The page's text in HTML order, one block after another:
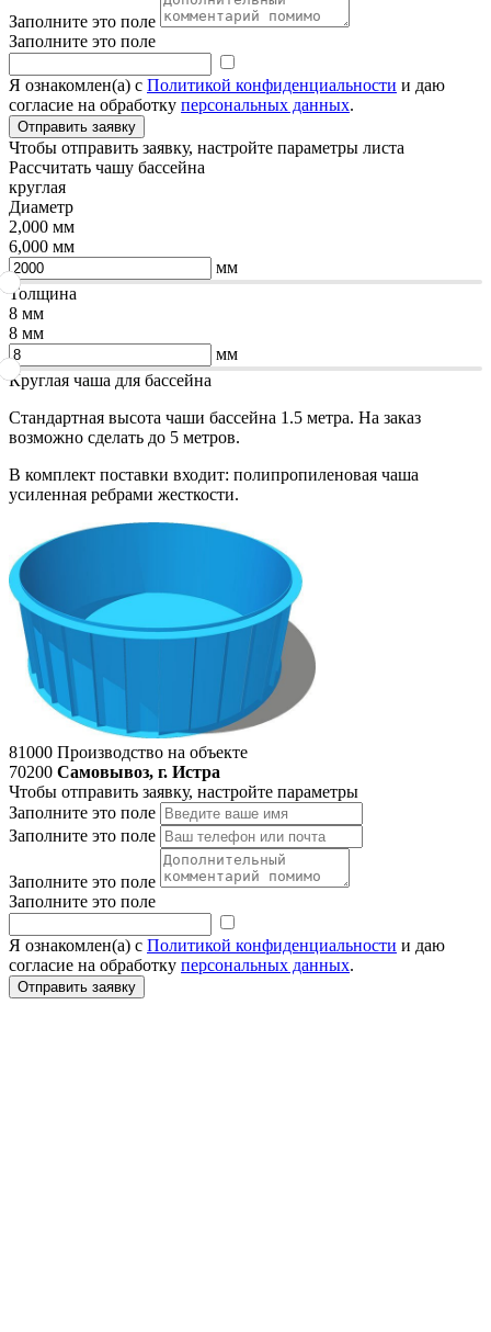
Заполните это поле
Заполните это поле
Я ознакомлен(а) с Политикой конфиденциальности и даю
согласие на обработку персональных данных.
Чтобы отправить заявку, настройте параметры листа
Рассчитать чашу бассейна
круглая
Диаметр
2,000 мм
6,000 мм
мм
Толщина
8 мм
8 мм
мм
Круглая чаша для бассейна
Стандартная высота чаши бассейна 1.5 метра. На заказ
возможно сделать до 5 метров.
В комплект поставки входит: полипропиленовая чаша
усиленная ребрами жесткости.
81000 Производство на объекте
70200 Самовывоз, г. Истра
Чтобы отправить заявку, настройте параметры
Заполните это поле
Заполните это поле
Заполните это поле
Заполните это поле
Я ознакомлен(а) с Политикой конфиденциальности и даю
согласие на обработку персональных данных.